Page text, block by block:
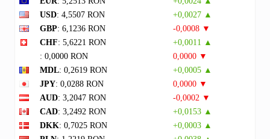
USD: 4,5507 RON
+0,0027 ▲
GBP: 6,1236 RON
-0,0008 ▼
CHF: 5,6221 RON
+0,0011 ▲
: 0,0000 RON
0,0000 ▼
MDL: 0,2619 RON
+0,0005 ▲
JPY: 0,0288 RON
0,0000 ▼
AUD: 3,2047 RON
-0,0002 ▼
CAD: 3,2492 RON
+0,0153 ▲
DKK: 0,7025 RON
+0,0003 ▲